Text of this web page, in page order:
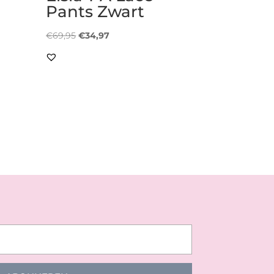
Pants Zwart
€69,95 Oorspronkelijke
€34,97Huidige